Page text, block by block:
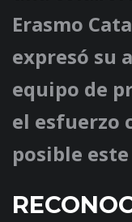
Erasmo
expresó su
equipo de
el esfuerzo
posible